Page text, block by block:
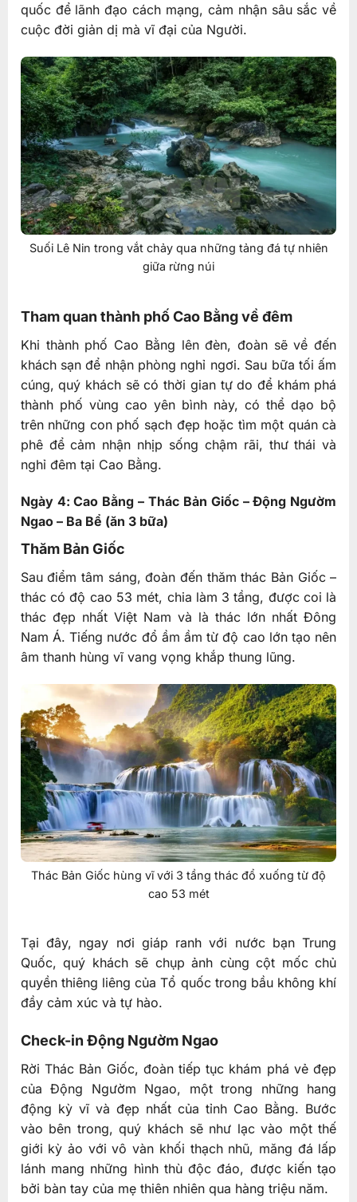
quốc để lãnh đạo cách mạng, cảm nhận sâu sắc về
cuộc đời giản dị mà vĩ đại của Người.
Suối Lê Nin trong vắt chảy qua những tảng đá tự nhiên
giữa rừng núi
Tham quan thành phố Cao Bằng về đêm
Khi thành phố Cao Bằng lên đèn, đoàn sẽ về đến
khách sạn để nhận phòng nghỉ ngơi. Sau bữa tối ấm
cúng, quý khách sẽ có thời gian tự do để khám phá
thành phố vùng cao yên bình này, có thể dạo bộ
trên những con phố sạch đẹp hoặc tìm một quán cà
phê để cảm nhận nhịp sống chậm rãi, thư thái và
nghỉ đêm tại Cao Bằng.
Ngày 4: Cao Bằng – Thác Bản Giốc – Động Ngườm
Ngao – Ba Bể (ăn 3 bữa)
Thăm Bản Giốc
Sau điểm tâm sáng, đoàn đến thăm thác Bản Giốc –
thác có độ cao 53 mét, chia làm 3 tầng, được coi là
thác đẹp nhất Việt Nam và là thác lớn nhất Đông
Nam Á. Tiếng nước đổ ầm ầm từ độ cao lớn tạo nên
âm thanh hùng vĩ vang vọng khắp thung lũng.
Thác Bản Giốc hùng vĩ với 3 tầng thác đổ xuống từ độ
cao 53 mét
Tại đây, ngay nơi giáp ranh với nước bạn Trung
Quốc, quý khách sẽ chụp ảnh cùng cột mốc chủ
quyền thiêng liêng của Tổ quốc trong bầu không khí
đầy cảm xúc và tự hào.
Check-in Động Ngườm Ngao
Rời Thác Bản Giốc, đoàn tiếp tục khám phá vẻ đẹp
của Động Ngườm Ngao, một trong những hang
động kỳ vĩ và đẹp nhất của tỉnh Cao Bằng. Bước
vào bên trong, quý khách sẽ như lạc vào một thế
giới kỳ ảo với vô vàn khối thạch nhũ, măng đá lấp
lánh mang những hình thù độc đáo, được kiến tạo
bởi bàn tay của mẹ thiên nhiên qua hàng triệu năm.